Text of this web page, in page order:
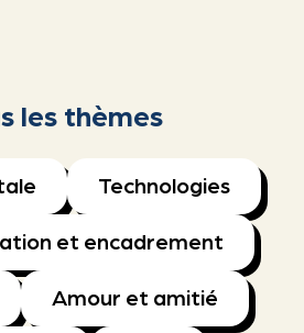
les thèmes
Technologies
et encadrement
Amour et amitié